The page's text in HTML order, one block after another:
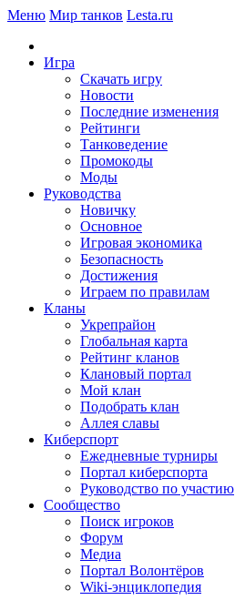
Меню Мир танков Lesta.ru
Игра
Скачать игру
Новости
Последние изменения
Рейтинги
Танковедение
Промокоды
Моды
Руководства
Новичку
Основное
Игровая экономика
Безопасность
Достижения
Играем по правилам
Кланы
Укрепрайон
Глобальная карта
Рейтинг кланов
Клановый портал
Мой клан
Подобрать клан
Аллея славы
Киберспорт
Ежедневные турниры
Портал киберспорта
Руководство по участию
Сообщество
Поиск игроков
Форум
Медиа
Портал Волонтёров
Wiki-энциклопедия